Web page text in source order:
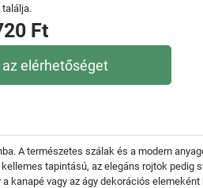
találja.
Ft
az elérhetőséget
A természetes szálak és a modern
tapintású, az elegáns rojtok
kanapé vagy az ágy dekorációs